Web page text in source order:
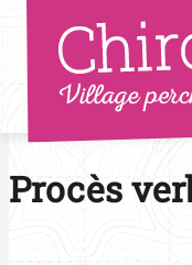
Aller
au
contenu
Procès